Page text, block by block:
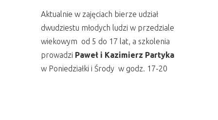
Aktualnie w zajęciach bierze udział
dwudziestu młodych ludzi w przedziale
wiekowym od 5 do 17 lat, a szkolenia
prowadzi Paweł i Kazimierz Partyka
w Poniedziałki i Środy w godz. 17-20